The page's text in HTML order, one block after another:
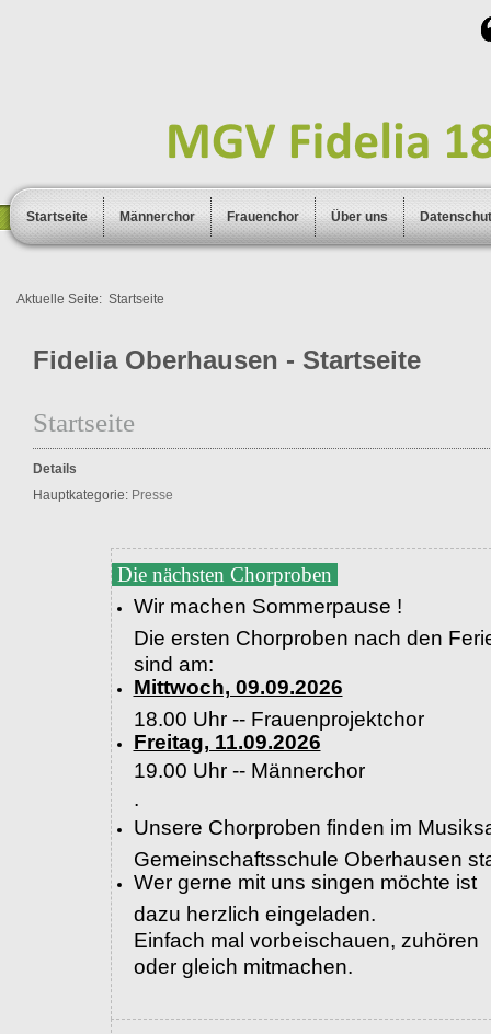
Startseite Männerchor Frauenchor Über uns
Aktuelle Seite: Startseite
Fidelia Oberhausen - Startseite
Startseite
Details
Hauptkategorie: Presse
Die nächsten Chorproben
Wir machen Sommerpause !
Die ersten Chorproben nach den
sind am:
Mittwoch, 09.09.2026
18.00 Uhr -- Frauenprojektchor
Freitag, 11.09.2026
19.00 Uhr -- Männerchor
.
Unsere Chorproben finden im
Gemeinschaftsschule Oberhausen
Wer gerne mit uns singen möchte ist
dazu herzlich eingeladen.
Einfach mal vorbeischauen, zuhören
oder gleich mitmachen.